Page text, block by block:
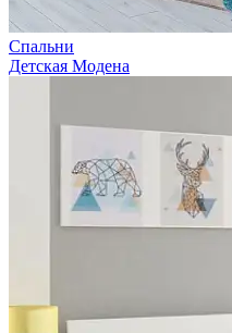
Спальни
Детская Модена